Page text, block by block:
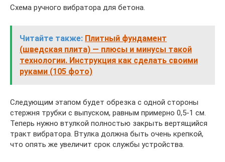
Схема ручного вибратора для бетона.
Читайте также: Плитный фундамент
(шведская плита) — плюсы и минусы такой
технологии. Инструкция как сделать своими
руками (105 фото)
Следующим этапом будет обрезка с одной стороны
стержня трубки с выпуском, равным примерно 0,5-1 см.
Теперь нужно втулкой полностью закрыть вертящийся
тракт вибратора. Втулка должна быть очень крепкой,
что опять же увеличит срок службы устройства.